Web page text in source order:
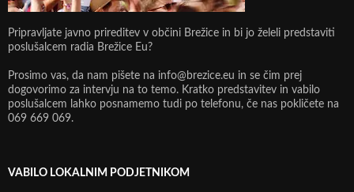
Pripravljate javno prireditev v občini Brežice in bi jo želeli predstaviti
poslušalcem radia Brežice Eu?
Prosimo vas, da nam pišete na info@brezice.eu in se čim prej
dogovorimo za intervju na to temo. Kratko predstavitev in vabilo
poslušalcem lahko posnamemo tudi po telefonu, če nas pokličete na
069 669 069.
VABILO LOKALNIM PODJETNIKOM